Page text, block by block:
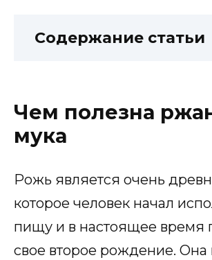
Содержание статьи
Чем полезна
мука
Рожь является очень
которое человек начал
пищу и в настоящее время
свое второе рождение. Она